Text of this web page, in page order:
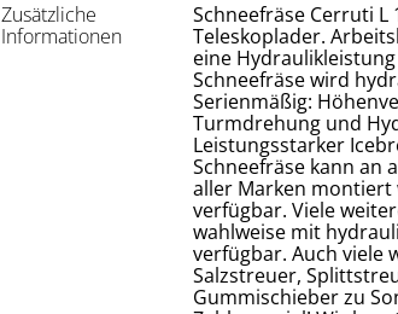
Zusätzliche
Informationen
Schneefräse Cerruti L
Teleskoplader.
eine
Schneefräse wird
Serienmäßig:
Turmdrehung und
Leistungsstarker
Schneefräse kann an
aller Marken montiert
verfügbar. Viele
wahlweise mit
verfügbar. Auch viele
Salzstreuer,
Gummischieber zu